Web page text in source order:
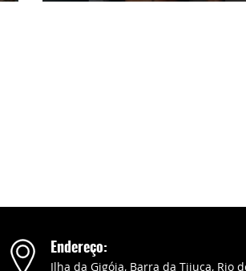
Endereço:
Ilha da Gigóia, Barra da Tijuca, Rio